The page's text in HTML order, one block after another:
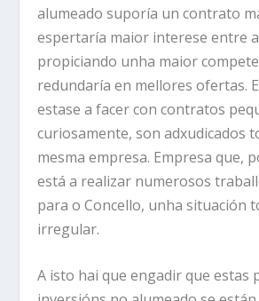
alumeado suporía un contrato
espertaría maior interese entre
propiciando unha maior
redundaría en mellores ofertas.
estase a facer con contratos
curiosamente, son adxudicados
mesma empresa. Empresa que,
está a realizar numerosos
para o Concello, unha situación
irregular.
A isto hai que engadir que estas